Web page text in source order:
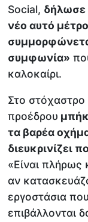
Social, δήλωσε
νέο αυτό
συμφωνία»
καλοκαίρι.
Στο στόχαστρο
προέδρου
τα βαρέα
διευκρινίζει
«Είναι πλήρως
αν
εργοστάσια
επιβάλλονται